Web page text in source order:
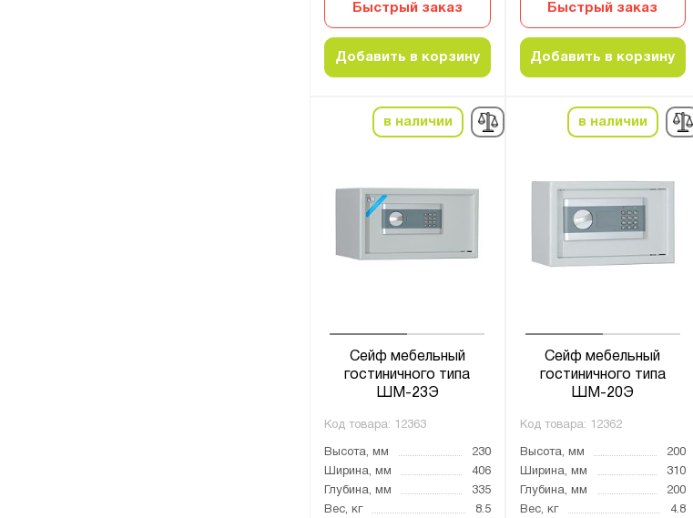
Быстрый заказ
Добавить в корзину
Быстрый заказ
Добавить в корзину
в наличии
Сейф мебельный
гостиничного типа
ШМ-23Э
Код товара: 12363
Высота, мм
230
Ширина, мм
406
Глубина, мм
335
Вес, кг
8.5
в наличии
Сейф мебельный
гостиничного типа
ШМ-20Э
Код товара: 12362
Высота, мм
200
Ширина, мм
310
Глубина, мм
200
Вес, кг
4.8